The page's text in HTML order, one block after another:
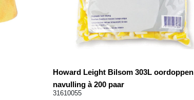
Howard Leight Bilsom 303L oordoppen
navulling à 200 paar
31610055